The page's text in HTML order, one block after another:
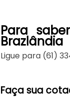
Para
Brazlândia
Ligue para (61)
Faça sua